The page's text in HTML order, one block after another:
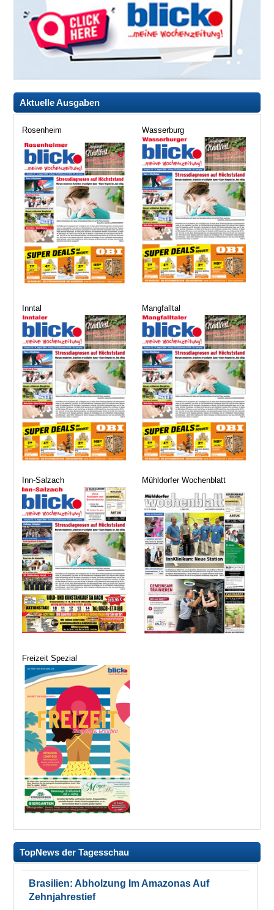
Aktuelle Ausgaben
Rosenheim Wasserburg
Inntal Mangfalltal
Inn-Salzach Mühldorfer Wochenblatt
Freizeit Spezial
TopNews der Tagesschau
Brasilien: Abholzung Im Amazonas Auf
Zehnjahrestief